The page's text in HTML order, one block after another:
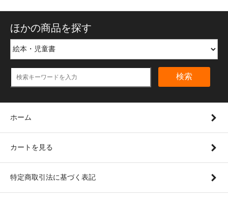
ほかの商品を探す
検索
ホーム
カートを見る
特定商取引法に基づく表記